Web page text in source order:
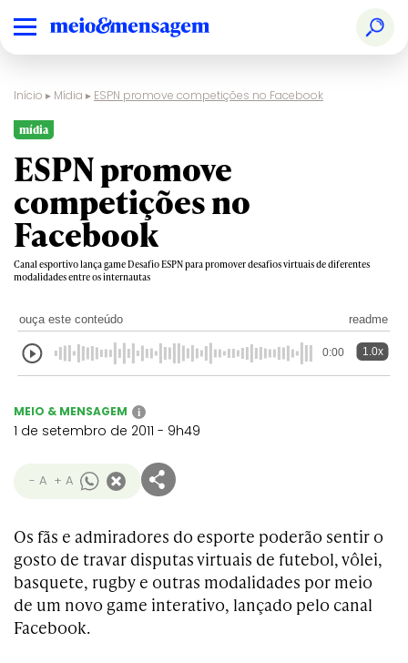
Início ▸ Mídia ▸ ESPN promove competições no Facebook
mídia
ESPN promove
competições no
Facebook
Canal esportivo lança game Desafio ESPN para promover desafios virtuais de diferentes
modalidades entre os internautas
ouça este conteúdo readme
0:00 1.0x
MEIO & MENSAGEM i
1 de setembro de 2011 - 9h49
- A + A
Os fãs e admiradores do esporte poderão sentir o
gosto de travar disputas virtuais de futebol, vôlei,
basquete, rugby e outras modalidades por meio
de um novo game interativo, lançado pelo canal
Facebook.